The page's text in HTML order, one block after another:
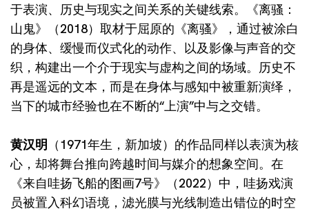
于表演、历史与现实之间关系的关键线索。《离骚：
山鬼》（2018）取材于屈原的《离骚》，通过被涂白
的身体、缓慢而仪式化的动作、以及影像与声音的交
织，构建出一个介于现实与虚构之间的场域。历史不
再是遥远的文本，而是在身体与感知中被重新演绎，
当下的城市经验也在不断的“上演”中与之交错。
黄汉明 （1971年生，新加坡）的作品同样以表演为核
心，却将舞台推向跨越时间与媒介的想象空间。在
《来自哇扬飞船的图画7号》（2022）中，哇扬戏演
员被置入科幻语境，滤光膜与光线制造出错位的时空